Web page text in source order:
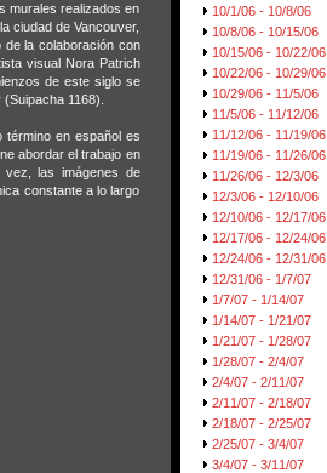
murales realizados en
ciudad de Vancouver,
la colaboración con
visual Nora Patrich
de este siglo se
1168).
término en español es
abordar el trabajo en
vez, las imágenes de
constante a lo largo
10/1/06 - 10/8/06
10/8/06 - 10/15/06
10/15/06 - 10/22/06
10/22/06 - 10/29/06
10/29/06 - 11/5/06
11/5/06 - 11/12/06
11/12/06 - 11/19/06
11/19/06 - 11/26/06
11/26/06 - 12/3/06
12/3/06 - 12/10/06
12/10/06 - 12/17/06
12/17/06 - 12/24/06
12/24/06 - 12/31/06
12/31/06 - 1/7/07
1/7/07 - 1/14/07
1/14/07 - 1/21/07
1/21/07 - 1/28/07
1/28/07 - 2/4/07
2/4/07 - 2/11/07
2/11/07 - 2/18/07
2/18/07 - 2/25/07
2/25/07 - 3/4/07
3/4/07 - 3/11/07